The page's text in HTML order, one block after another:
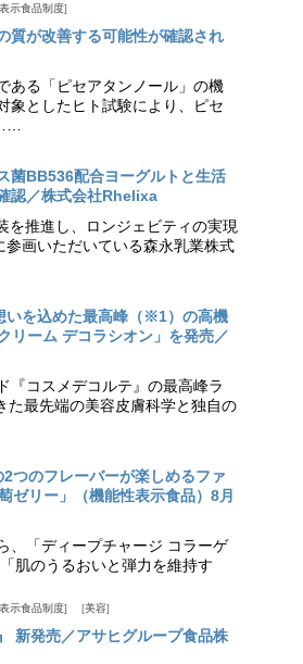
示食品制度
質が改善する可能性が確認され
ある「ピセアタンノール」の機
象としたヒト試験により、ピセ
菌BB536配合ヨーグルトと生活
認／株式会社Rhelixa
を推進し、ロンジェビティの実現
画いただいている森永乳業株式
を込めた最高峰（※1）の高機
ーム デコラシオン」を発売／
『コスメデコルテ』の最高峰ラ
た最先端の美容皮膚科学と独自の
つのフレーバーが楽しめるファ
ゼリー」（機能性表示食品）8月
、「ディープチャージ コラーゲ
肌のうるおいと弾力を維持す
示食品制度 美容
新発売／アサヒグループ食品株